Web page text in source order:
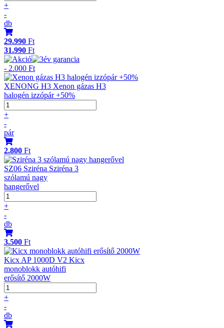
+
-
db
29.990 Ft
31.990 Ft
- 2.000 Ft
XENONG H3 Xenon gázas H3
halogén izzópár +50%
+
-
pár
2.800 Ft
SZ06 Sziréna Sziréna 3
szólamú nagy
hangerővel
+
-
db
3.500 Ft
Kicx AP 1000D V2 Kicx
monoblokk autóhifi
erősítő 2000W
+
-
db